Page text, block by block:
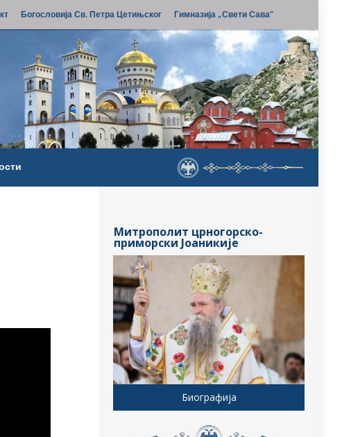
Богословија Св. Петра Цетињског Гимназија „Свети Сава“
Митрополит црногорско-
приморски Јоаникије
Биографија